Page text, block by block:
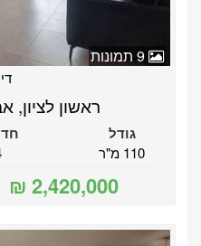
ראשון לציון,
גודל
110 מ"ר